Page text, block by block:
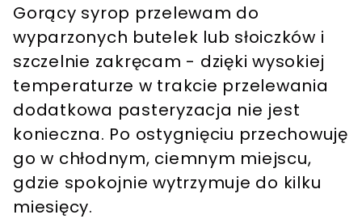
Gorący syrop przelewam do
wyparzonych butelek lub słoiczków i
szczelnie zakręcam - dzięki wysokiej
temperaturze w trakcie przelewania
dodatkowa pasteryzacja nie jest
konieczna. Po ostygnięciu przechowuję
go w chłodnym, ciemnym miejscu,
gdzie spokojnie wytrzymuje do kilku
miesięcy.